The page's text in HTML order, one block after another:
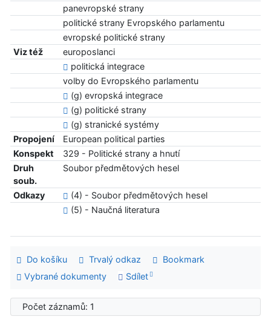
panevropské strany
politické strany Evropského parlamentu
evropské politické strany
Viz též
europoslanci
politická integrace
volby do Evropského parlamentu
(g) evropská integrace
(g) politické strany
(g) stranické systémy
Propojení
European political parties
Konspekt
329 - Politické strany a hnutí
Druh
soub.
Soubor předmětových hesel
Odkazy
(4) - Soubor předmětových hesel
(5) - Naučná literatura
Do košíku Trvalý odkaz
Bookmark
Vybrané dokumenty
Sdílet
Počet záznamů: 1